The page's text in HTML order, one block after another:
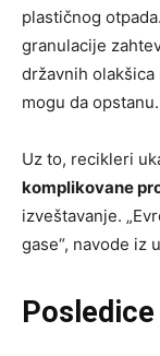
plastičnog
granulacije
državnih
mogu da opstanu.
Uz to, recikleri
komplikovane
izveštavanje.
gase“, navode iz